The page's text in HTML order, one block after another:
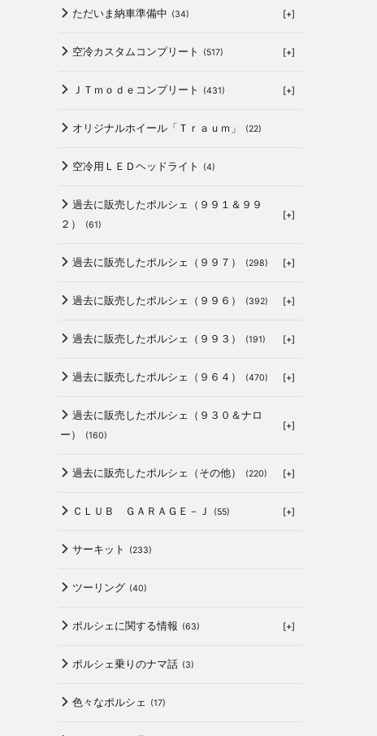
ただいま納車準備中 (34) [+]
空冷カスタムコンプリート (517) [+]
ＪＴｍｏｄｅコンプリート (431) [+]
オリジナルホイール「Ｔｒａｕｍ」 (22)
空冷用ＬＥＤヘッドライト (4)
過去に販売したポルシェ（９９１＆９９
２）
(61)
[+]
過去に販売したポルシェ（９９７） (298) [+]
過去に販売したポルシェ（９９６） (392) [+]
過去に販売したポルシェ（９９３） (191) [+]
過去に販売したポルシェ（９６４） (470) [+]
過去に販売したポルシェ（９３０＆ナロ
ー）
(160)
[+]
過去に販売したポルシェ（その他） (220) [+]
ＣＬＵＢ ＧＡＲＡＧＥ－Ｊ (55) [+]
サーキット (233)
ツーリング (40)
ポルシェに関する情報 (63) [+]
ポルシェ乗りのナマ話 (3)
色々なポルシェ (17)